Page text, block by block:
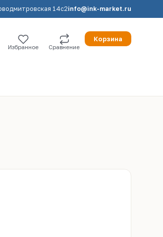
14с2info@ink-market.ru
Избранное Сравнение
Корзина